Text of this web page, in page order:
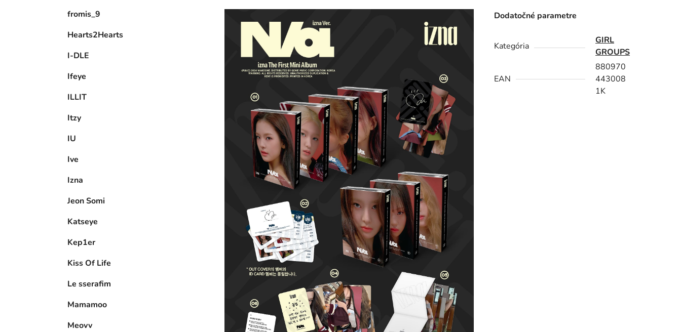
fromis_9
Hearts2Hearts
I-DLE
Ifeye
ILLIT
Itzy
IU
Ive
Izna
Jeon Somi
Katseye
Kep1er
Kiss Of Life
Le sserafim
Mamamoo
Meovv
Dodatočné parametre
Kategória
GIRL
GROUPS
EAN
880970
443008
1K